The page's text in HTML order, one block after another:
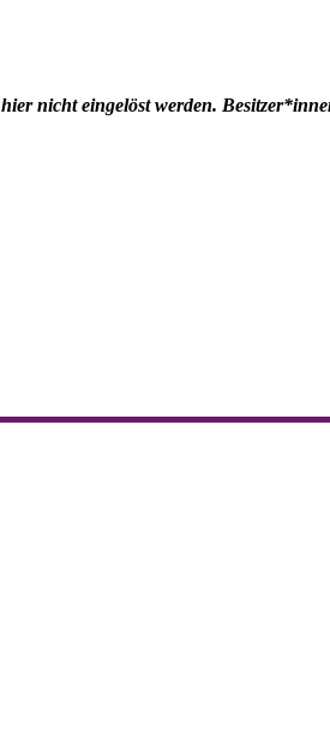
nicht eingelöst werden.